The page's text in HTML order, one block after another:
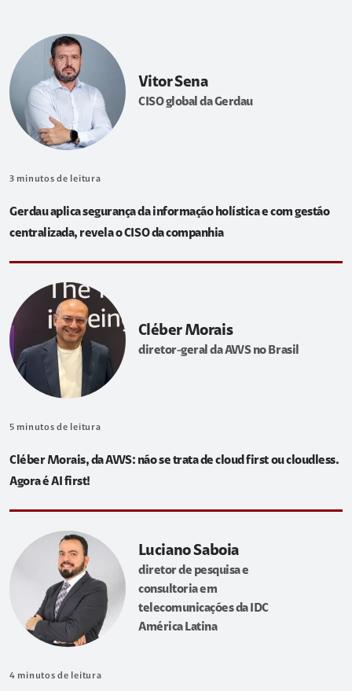
Vitor Sena
CISO global da Gerdau
3 minutos de leitura
Gerdau aplica segurança da informação holística e com gestão
centralizada, revela o CISO da companhia
Cléber Morais
diretor-geral da AWS no Brasil
5 minutos de leitura
Cléber Morais, da AWS: não se trata de cloud first ou cloudless.
Agora é AI first!
Luciano Saboia
diretor de pesquisa e
consultoria em
telecomunicações da IDC
América Latina
4 minutos de leitura